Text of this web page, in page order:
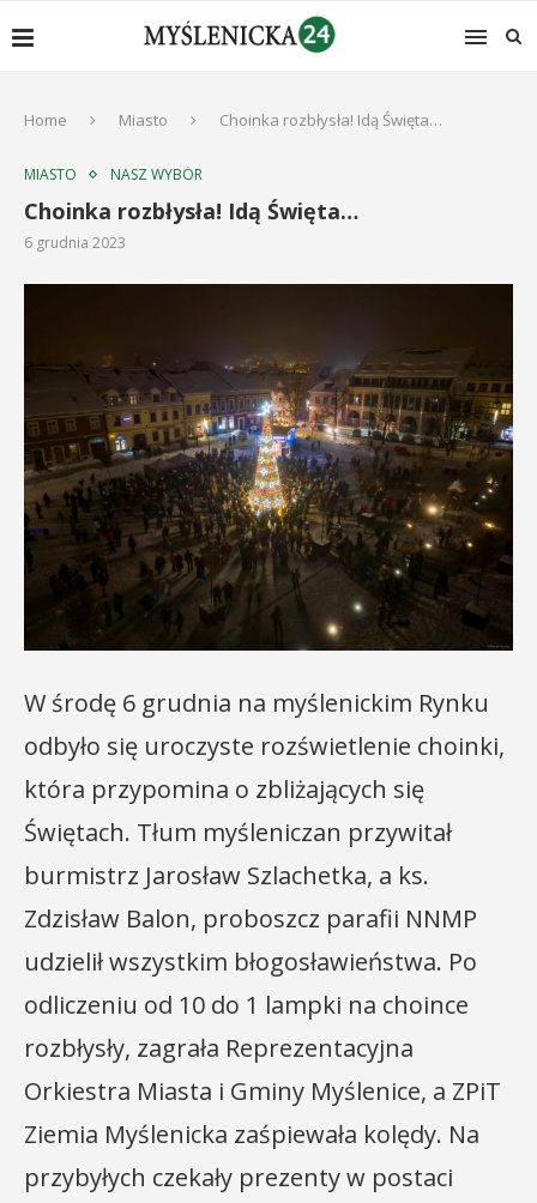
Home Miasto Choinka rozbłysła! Idą Święta…
MIASTO NASZ WYBÓR
Choinka rozbłysła! Idą Święta…
6 grudnia 2023
W środę 6 grudnia na myślenickim Rynku
odbyło się uroczyste rozświetlenie choinki,
która przypomina o zbliżających się
Świętach. Tłum myśleniczan przywitał
burmistrz Jarosław Szlachetka, a ks.
Zdzisław Balon, proboszcz parafii NNMP
udzielił wszystkim błogosławieństwa. Po
odliczeniu od 10 do 1 lampki na choince
rozbłysły, zagrała Reprezentacyjna
Orkiestra Miasta i Gminy Myślenice, a ZPiT
Ziemia Myślenicka zaśpiewała kolędy. Na
przybyłych czekały prezenty w postaci